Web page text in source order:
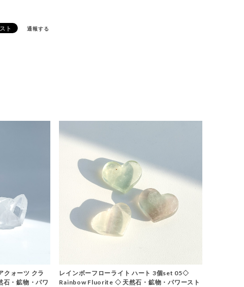
通報する
クォーツ クラ
・鉱物・パワ
レインボーフローライト ハート 3個set 05◇
Rainbow Fluorite ◇ 天然石・鉱物・パワースト